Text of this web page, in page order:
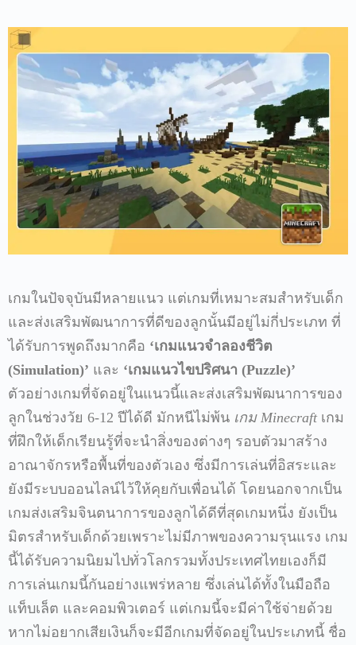
เกมในปัจจุบันมีหลายแนว แต่เกมที่เหมาะสมสำหรับเด็ก
และส่งเสริมพัฒนาการที่ดีของลูกนั้นมีอยู่ไม่กี่ประเภท ที่
ได้รับการพูดถึงมากคือ ‘เกมแนวจำลองชีวิต
(Simulation)’ และ ‘เกมแนวไขปริศนา (Puzzle)’
ตัวอย่างเกมที่จัดอยู่ในแนวนี้และส่งเสริมพัฒนาการของ
ลูกในช่วงวัย 6-12 ปีได้ดี มักหนีไม่พ้น เกม Minecraftเกม
ที่ฝึกให้เด็กเรียนรู้ที่จะนำสิ่งของต่างๆ รอบตัวมาสร้าง
อาณาจักรหรือพื้นที่ของตัวเอง ซึ่งมีการเล่นที่อิสระและ
ยังมีระบบออนไลน์ไว้ให้คุยกับเพื่อนได้ โดยนอกจากเป็น
เกมส่งเสริมจินตนาการของลูกได้ดีที่สุดเกมหนึ่ง ยังเป็น
มิตรสำหรับเด็กด้วยเพราะไม่มีภาพของความรุนแรง เกม
นี้ได้รับความนิยมไปทั่วโลกรวมทั้งประเทศไทยเองก็มี
การเล่นเกมนี้กันอย่างแพร่หลาย ซึ่งเล่นได้ทั้งในมือถือ
แท็บเล็ต และคอมพิวเตอร์ แต่เกมนี้จะมีค่าใช้จ่ายด้วย
หากไม่อยากเสียเงินก็จะมีอีกเกมที่จัดอยู่ในประเภทนี้ ชื่อ